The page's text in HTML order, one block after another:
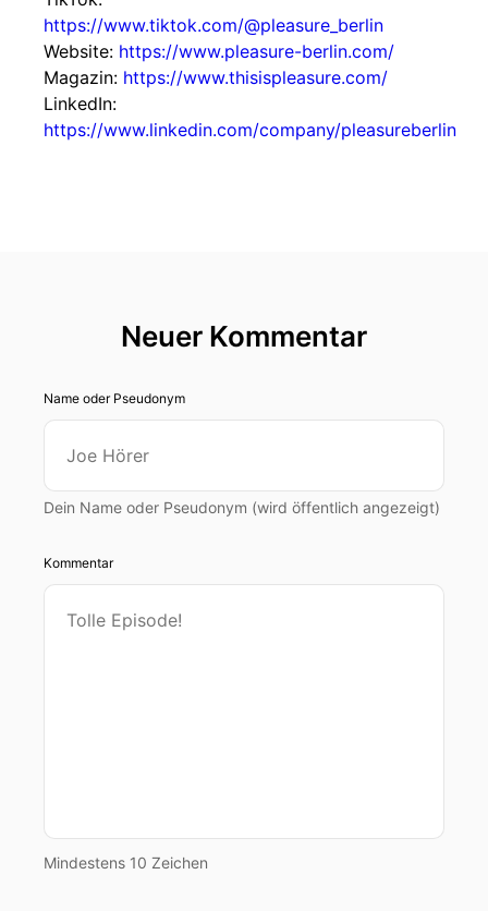
https://www.tiktok.com/@pleasure_berlin
Website: https://www.pleasure-berlin.com/
Magazin: https://www.thisispleasure.com/
LinkedIn:
https://www.linkedin.com/company/pleasureberlin
Neuer Kommentar
Name oder Pseudonym
Dein Name oder Pseudonym (wird öffentlich angezeigt)
Kommentar
Mindestens 10 Zeichen